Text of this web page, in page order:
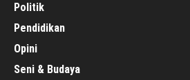
Politik
Pendidikan
Opini
Seni & Budaya